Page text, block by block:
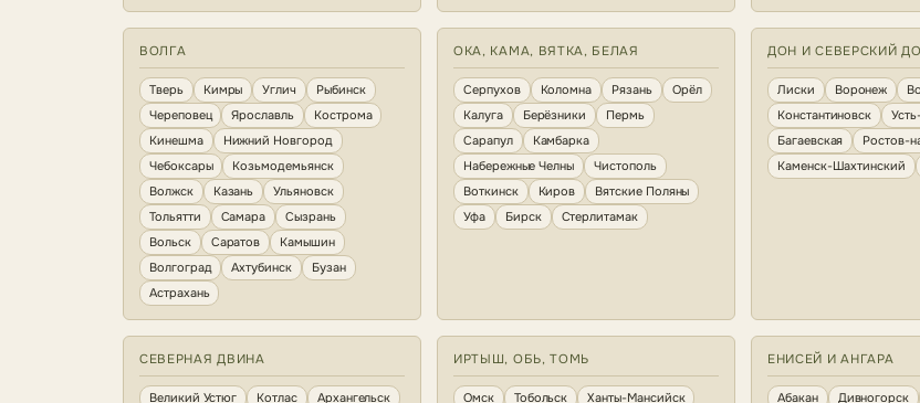
ВОЛГА
Тверь Кимры Углич
Рыбинск
Череповец
Ярославль
Кострома
Кинешма
Нижний Новгород
Чебоксары
Козьмодемьянск
Волжск
Казань
Ульяновск
Тольятти
Самара
Сызрань
Вольск
Саратов
Камышин
Волгоград
Ахтубинск
Бузан
Астрахань
ОКА, КАМА, ВЯТКА, БЕЛАЯ
Серпухов Коломна Рязань
Орёл
Калуга
Берёзники
Пермь
Сарапул
Камбарка
Набережные Челны
Чистополь
Воткинск
Киров
Вятские Поляны
Уфа
Бирск Стерлитамак
ДОН И СЕВЕРСКИЙ
Лиски Воронеж
Константиновск
Багаевская
Ростов-
Каменск-Шахтинский
СЕВЕРНАЯ ДВИНА
Великий Устюг Котлас
Архангельск
ИРТЫШ, ОБЬ, ТОМЬ
Омск Тобольск
Ханты-Мансийск
ЕНИСЕЙ И АНГАРА
Абакан Дивногорск